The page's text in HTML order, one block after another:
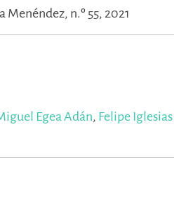
n.º 55, 2021
Egea Adán, Felipe